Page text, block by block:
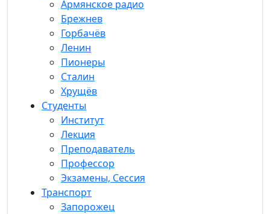
Армянское радио
Брежнев
Горбачёв
Ленин
Пионеры
Сталин
Хрущёв
Студенты
Институт
Лекция
Преподаватель
Профессор
Экзамены, Сессия
Транспорт
Запорожец